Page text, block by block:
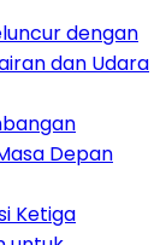
dengan
dan Udara
Depan
Ketiga